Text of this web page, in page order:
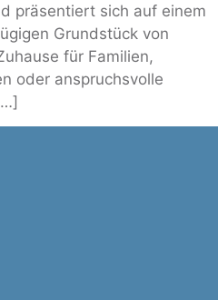
präsentiert sich auf einem
Grundstück von
für Familien,
oder anspruchsvolle